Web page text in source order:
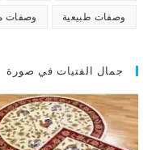
وصفات طبيعية وصفات
جمال الفتيات في صورة